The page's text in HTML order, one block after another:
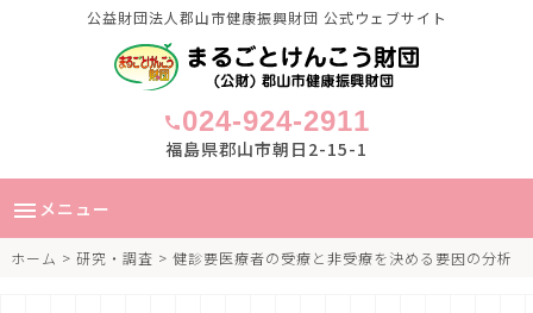
公益財団法人郡山市健康振興財団 公式ウェブサイト
call024-924-2911
福島県郡山市朝日2-15-1
menu メニュー
ホーム > 研究・調査 > 健診要医療者の受療と非受療を決める要因の分析